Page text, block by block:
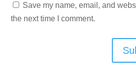
Save my name, email, and
the next time I comment.